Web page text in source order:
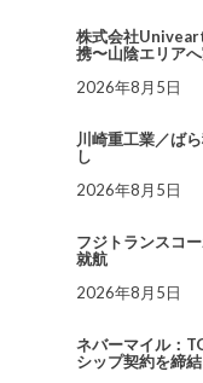
株式会社
携〜山陰エリア
2026年8月5日
川崎重工業／ば
し
2026年8月5日
フジトランスコ
就航
2026年8月5日
ネバーマイル：
シップ契約を締